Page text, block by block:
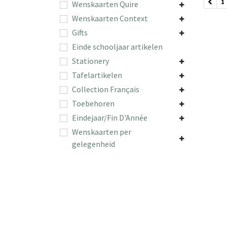
Wenskaarten Quire
Wenskaarten Context
Gifts
Einde schooljaar artikelen
Stationery
Tafelartikelen
Collection Français
Toebehoren
Eindejaar/Fin D'Année
Wenskaarten per
gelegenheid
1